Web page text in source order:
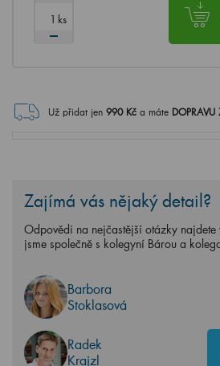
ks
Už přidat jen 990Kč a máte DOPRAVU
Zajímá vás nějaký detail?
Odpovědi na nejčastější otázky najdete
jsme společně s kolegyní Bárou a
Barbora
Stoklasová
Radek
Krajzl